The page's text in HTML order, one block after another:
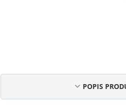
POPIS